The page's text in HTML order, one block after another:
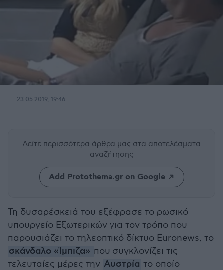
23.05.2019, 19:46
Δείτε περισσότερα άρθρα μας στα αποτελέσματα
αναζήτησης
Add Protothema.gr on Google
Τη δυσαρέσκειά του εξέφρασε το ρωσικό
υπουργείο Εξωτερικών για τον τρόπο που
παρουσιάζει το τηλεοπτικό δίκτυο Euronews, το
σκάνδαλο «Ίμπιζα» που συγκλονίζει τις
τελευταίες μέρες την Αυστρία το οποίο